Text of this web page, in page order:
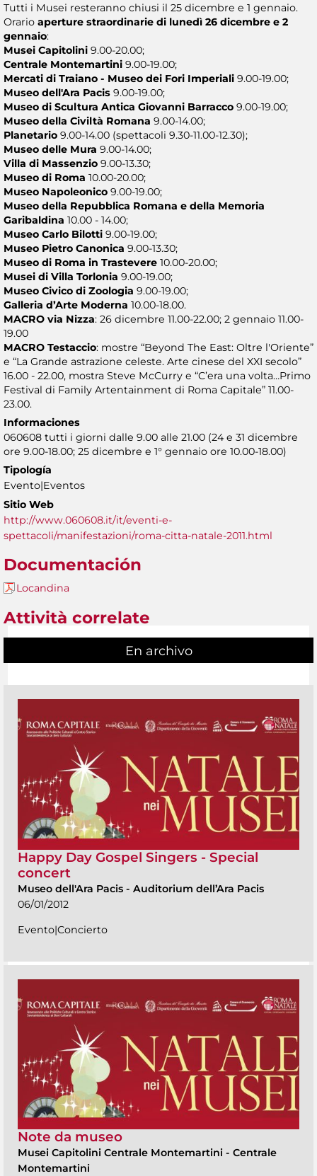
Tutti i Musei resteranno chiusi il 25 dicembre e 1 gennaio.
Orario aperture straordinarie di lunedì 26 dicembre e 2
gennaio:
Musei Capitolini 9.00-20.00;
Centrale Montemartini 9.00-19.00;
Mercati di Traiano - Museo dei Fori Imperiali 9.00-19.00;
Museo dell'Ara Pacis 9.00-19.00;
Museo di Scultura Antica Giovanni Barracco 9.00-19.00;
Museo della Civiltà Romana 9.00-14.00;
Planetario 9.00-14.00 (spettacoli 9.30-11.00-12.30);
Museo delle Mura 9.00-14.00;
Villa di Massenzio 9.00-13.30;
Museo di Roma 10.00-20.00;
Museo Napoleonico 9.00-19.00;
Museo della Repubblica Romana e della Memoria
Garibaldina 10.00 - 14.00;
Museo Carlo Bilotti 9.00-19.00;
Museo Pietro Canonica 9.00-13.30;
Museo di Roma in Trastevere 10.00-20.00;
Musei di Villa Torlonia 9.00-19.00;
Museo Civico di Zoologia 9.00-19.00;
Galleria d’Arte Moderna 10.00-18.00.
MACRO via Nizza: 26 dicembre 11.00-22.00; 2 gennaio 11.00-
19.00
MACRO Testaccio: mostre “Beyond The East: Oltre l'Oriente”
e “La Grande astrazione celeste. Arte cinese del XXI secolo”
16.00 - 22.00, mostra Steve McCurry e “C’era una volta…Primo
Festival di Family Artentainment di Roma Capitale” 11.00-
23.00.
Informaciones
060608 tutti i giorni dalle 9.00 alle 21.00 (24 e 31 dicembre
ore 9.00-18.00; 25 dicembre e 1° gennaio ore 10.00-18.00)
Tipología
Evento|Eventos
Sitio Web
http://www.060608.it/it/eventi-e-
spettacoli/manifestazioni/roma-citta-natale-2011.html
Documentación
Locandina
Attività correlate
En archivo
Happy Day Gospel Singers - Special
concert
Museo dell'Ara Pacis - Auditorium dell’Ara Pacis
06/01/2012
Evento|Concierto
Note da museo
Musei Capitolini Centrale Montemartini - Centrale
Montemartini